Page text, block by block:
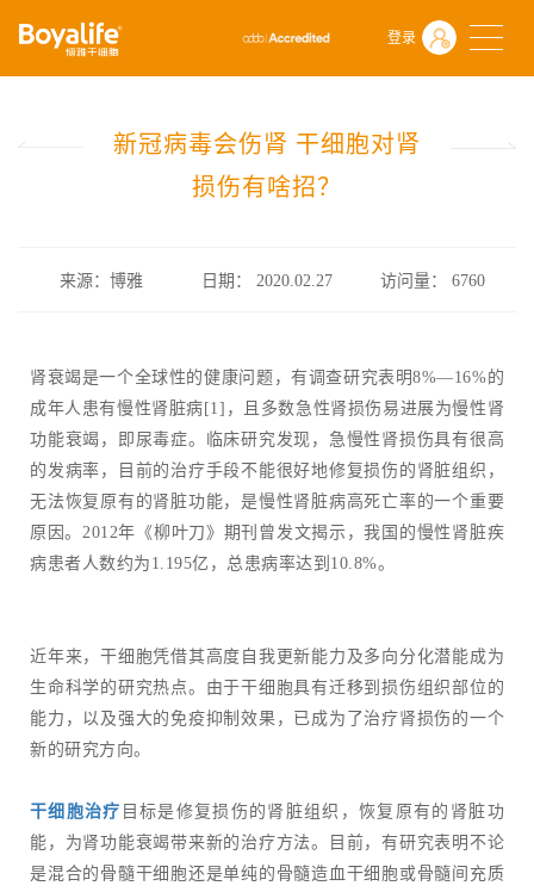
登录
首页 什么是干细胞
前沿动态
新冠病毒会伤肾 干细胞对肾损伤有啥招？
新冠病毒会伤肾 干细胞对肾
损伤有啥招？
来源：博雅 日期： 2020.02.27 访问量：6760
肾衰竭是一个全球性的健康问题，有调查研究表明8%—16%的
成年人患有慢性肾脏病[1]，且多数急性肾损伤易进展为慢性肾
功能衰竭，即尿毒症。临床研究发现，急慢性肾损伤具有很高
的发病率，目前的治疗手段不能很好地修复损伤的肾脏组织，
无法恢复原有的肾脏功能，是慢性肾脏病高死亡率的一个重要
原因。2012年《柳叶刀》期刊曾发文揭示，我国的慢性肾脏疾
病患者人数约为1.195亿，总患病率达到10.8%。
近年来，干细胞凭借其高度自我更新能力及多向分化潜能成为
生命科学的研究热点。由于干细胞具有迁移到损伤组织部位的
能力，以及强大的免疫抑制效果，已成为了治疗肾损伤的一个
新的研究方向。
干细胞治疗 目标是修复损伤的肾脏组织，恢复原有的肾脏功
能，为肾功能衰竭带来新的治疗方法。目前，有研究表明不论
是混合的骨髓干细胞还是单纯的骨髓造血干细胞或骨髓间充质